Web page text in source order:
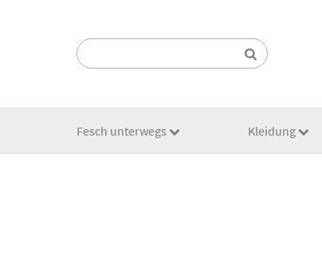
Suchen:
Fesch unterwegs Kleidung